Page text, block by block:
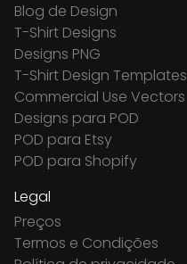
Blog de Design
T-Shirt Designs
Designs PNG
T-Shirt Design Templates
Commercial Use Vectors
Designs para POD
POD para Etsy
POD para Shopify
Legal
Preços
Termos e Condições